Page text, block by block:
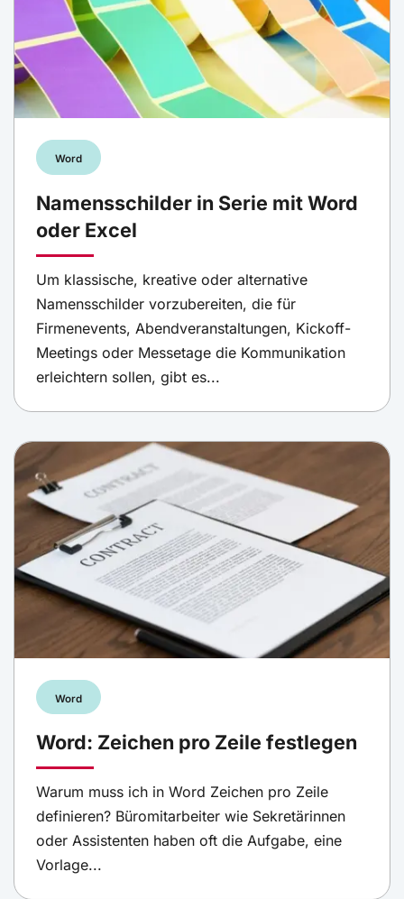
Word
Namensschilder in Serie mit Word
oder Excel
Um klassische, kreative oder alternative
Namensschilder vorzubereiten, die für
Firmenevents, Abendveranstaltungen, Kickoff-
Meetings oder Messetage die Kommunikation
erleichtern sollen, gibt es...
Word
Word: Zeichen pro Zeile festlegen
Warum muss ich in Word Zeichen pro Zeile
definieren? Büromitarbeiter wie Sekretärinnen
oder Assistenten haben oft die Aufgabe, eine
Vorlage...